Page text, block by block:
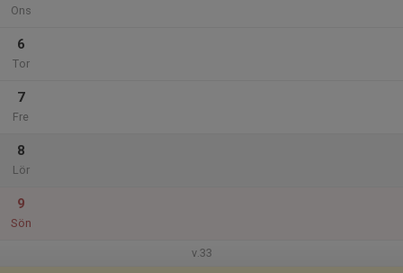
Ons
6
Tor
7
Fre
8
Lör
9
Sön
v.33